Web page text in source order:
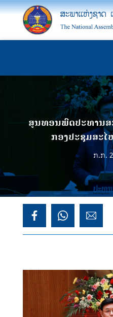
ສູນທອນພົດປະທານສ
ກອງປະຊຸມສະ
ກ.ກ.